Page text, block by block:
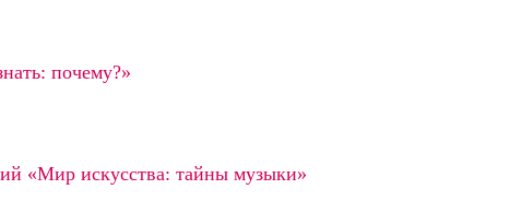
почему?»
«Мир искусства: тайны музыки»